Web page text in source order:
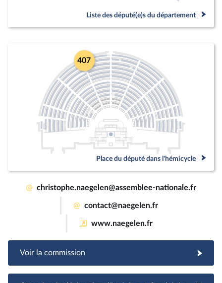
Liste des député(e)s du département
407
Place du député dans l'hémicycle
@ christophe.naegelen@assemblee-nationale.fr
@ contact@naegelen.fr
www.naegelen.fr
Voir la commission